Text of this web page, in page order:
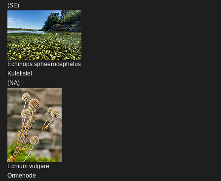
(SE)
Echinops sphaerocephalus
Kuletistel
(NA)
Echium vulgare
Ormehode